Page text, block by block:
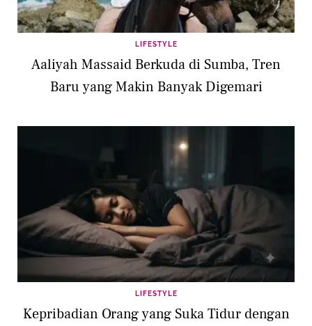
LIFESTYLE
Aaliyah Massaid Berkuda di Sumba, Tren
Baru yang Makin Banyak Digemari
LIFESTYLE
Kepribadian Orang yang Suka Tidur dengan